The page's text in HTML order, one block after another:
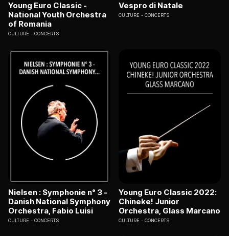
Young Euro Classic -
National Youth Orchestra
of Romania
CULTURE CONCERTS
Vespro di Natale
CULTURE CONCERTS
Nielsen : Symphonie n° 3 -
Danish National Symphony
Orchestra, Fabio Luisi
CULTURE CONCERTS
Young Euro Classic 2022:
Chineke! Junior
Orchestra, Glass Marcano
CULTURE CONCERTS